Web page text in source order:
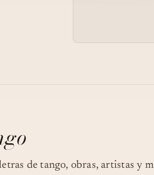
de tango, obras, artistas y